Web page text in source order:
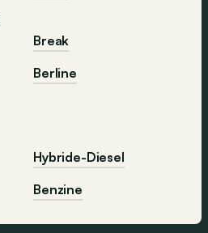
Break
Berline
Hybride-Diesel
Benzine